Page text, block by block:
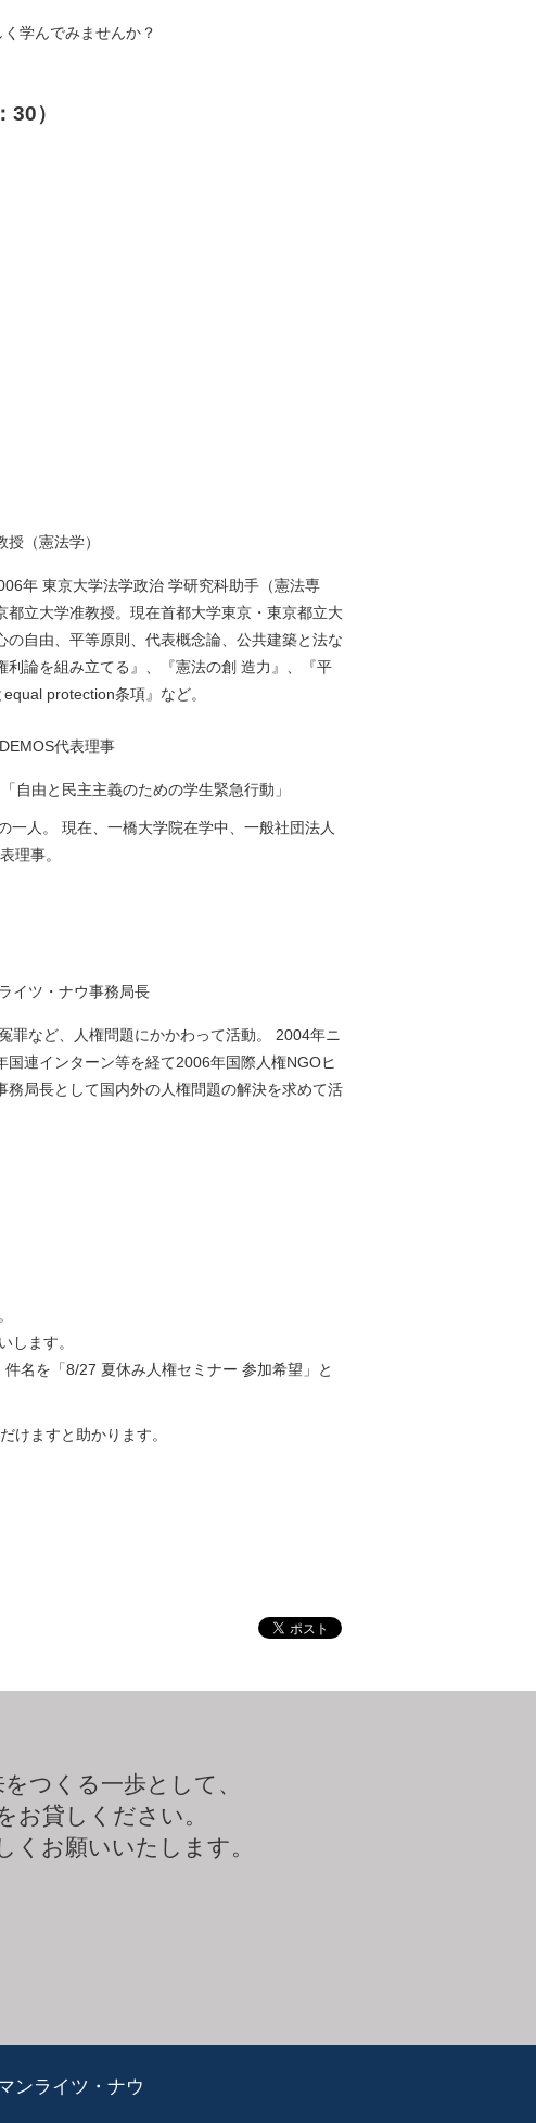
学んでみませんか？
）
（憲法学）
年 東京大学法学政治 学研究科助手（憲法専
立大学准教授。現在首都大学東京・東京都立大
自由、平等原則、代表概念論、公共建築と法な
論を組み立てる』、『憲法の創 造力』、『平
protection条項』など。
代表理事
自由と民主主義のための学生緊急行動」
一人。 現在、一橋大学院在学中、一般社団法人
理事。
イツ・ナウ事務局長
罪など、人権問題にかかわって活動。 2004年ニ
連インターン等を経て2006年国際人権NGOヒ
務局長として国内外の人権問題の解決を求めて活
します。
名を「8/27 夏休み人権セミナー 参加希望」と
けますと助かります。
つくる一歩として、
お貸しください。
くお願いいたします。
ンライツ・ナウ